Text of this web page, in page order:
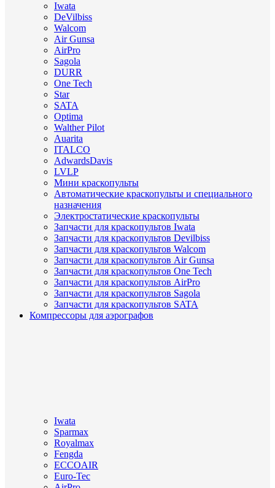
Iwata
DeVilbiss
Walcom
Air Gunsa
AirPro
Sagola
DURR
One Tech
Star
SATA
Optima
Walther Pilot
Auarita
ITALCO
AdwardsDavis
LVLP
Мини краскопульты
Автоматические краскопульты и специального
назначения
Электростатические краскопульты
Запчасти для краскопультов Iwata
Запчасти для краскопультов Devilbiss
Запчасти для краскопультов Walcom
Запчасти для краскопультов Air Gunsa
Запчасти для краскопультов One Tech
Запчасти для краскопультов AirPro
Запчасти для краскопультов Sagola
Запчасти для краскопультов SATA
Компрессоры для аэрографов
Iwata
Sparmax
Royalmax
Fengda
ECCOAIR
Euro-Tec